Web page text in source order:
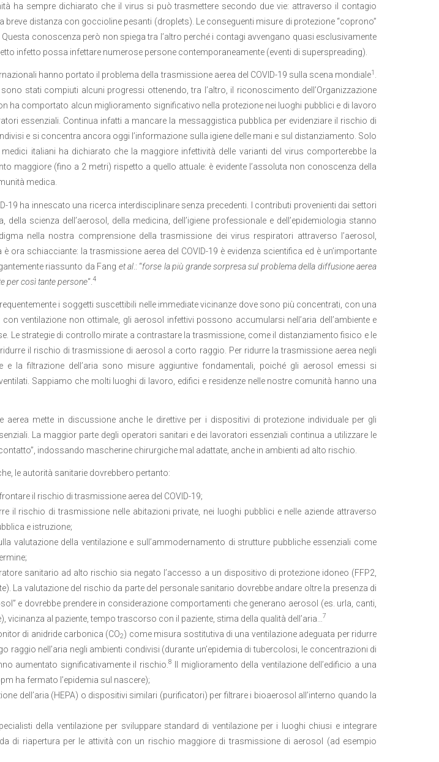
ha sempre dichiarato che il virus si può trasmettere secondo due vie: attraverso il contagio
breve distanza con goccioline pesanti (droplets). Le conseguenti misure di protezione “coprono”
conoscenza però non spiega tra l’altro perché i contagi avvengano quasi esclusivamente
infetto possa infettare numerose persone contemporaneamente (eventi di superspreading).
hanno portato il problema della trasmissione aerea del COVID-19 sulla scena mondiale1
stati compiuti alcuni progressi ottenendo, tra l’altro, il riconoscimento dell’Organizzazione
ha comportato alcun miglioramento significativo nella protezione nei luoghi pubblici e di lavoro
essenziali. Continua infatti a mancare la messaggistica pubblica per evidenziare il rischio di
e si concentra ancora oggi l’informazione sulla igiene delle mani e sul distanziamento. Solo
italiani ha dichiarato che la maggiore infettività delle varianti del virus comporterebbe la
maggiore (fino a 2 metri) rispetto a quello attuale: è evidente l’assoluta non conoscenza della
medica.
19 ha innescato una ricerca interdisciplinare senza precedenti. I contributi provenienti dai settori
della scienza dell’aerosol, della medicina, dell’igiene professionale e dell’epidemiologia stanno
nella nostra comprensione della trasmissione dei virus respiratori attraverso l’aerosol,
è ora schiacciante: la trasmissione aerea del COVID-19 è evidenza scientifica ed è un’importante
riassunto da Fang et al.: “forse la più grande sorpresa sul problema della diffusione aerea
per così tante persone“. 4
i soggetti suscettibili nelle immediate vicinanze dove sono più concentrati, con una
ventilazione non ottimale, gli aerosol infettivi possono accumularsi nell’aria dell’ambiente e
Le strategie di controllo mirate a contrastare la trasmissione, come il distanziamento fisico e le
il rischio di trasmissione di aerosol a corto raggio. Per ridurre la trasmissione aerea negli
e la filtrazione dell’aria sono misure aggiuntive fondamentali, poiché gli aerosol emessi si
Sappiamo che molti luoghi di lavoro, edifici e residenze nelle nostre comunità hanno una
aerea mette in discussione anche le direttive per i dispositivi di protezione individuale per gli
La maggior parte degli operatori sanitari e dei lavoratori essenziali continua a utilizzare le
indossando mascherine chirurgiche mal adattate, anche in ambienti ad alto rischio.
le autorità sanitarie dovrebbero pertanto:
il rischio di trasmissione aerea del COVID-19;
il rischio di trasmissione nelle abitazioni private, nei luoghi pubblici e nelle aziende attraverso
e istruzione;
valutazione della ventilazione e sull’ammodernamento di strutture pubbliche essenziali come
sanitario ad alto rischio sia negato l’accesso a un dispositivo di protezione idoneo (FFP2,
La valutazione del rischio da parte del personale sanitario dovrebbe andare oltre la presenza di
e dovrebbe prendere in considerazione comportamenti che generano aerosol (es. urla, canti,
vicinanza al paziente, tempo trascorso con il paziente, stima della qualità dell’aria…
7
di anidride carbonica (CO2) come misura sostitutiva di una ventilazione adeguata per ridurre
raggio nell’aria negli ambienti condivisi (durante un’epidemia di tubercolosi, le concentrazioni di
aumentato significativamente il rischio. 8 Il miglioramento della ventilazione dell’edificio a una
ha fermato l’epidemia sul nascere);
dell’aria (HEPA) o dispositivi similari (purificatori) per filtrare i bioaerosol all’interno quando la
della ventilazione per sviluppare standard di ventilazione per i luoghi chiusi e integrare
di riapertura per le attività con un rischio maggiore di trasmissione di aerosol (ad esempio